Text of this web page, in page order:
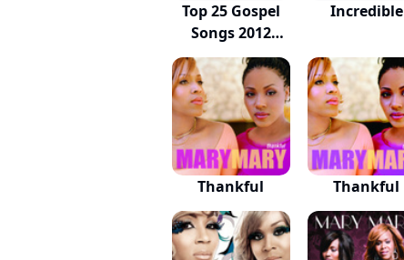
Top 25 Gospel
Songs 2012
Edition
Incredible
Thankful Thankful